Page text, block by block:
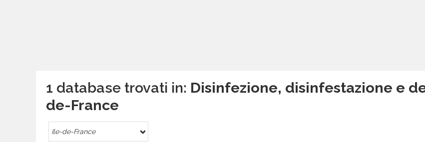
1 database trovati in: Disinfezione, disinfestazione e
de-France
Ile-de-France